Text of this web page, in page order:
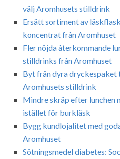
välj Aromhusets stilldrink
Ersätt sortiment av
koncentrat från Aromhuset
Fler nöjda återkommande
stilldrinks från Aromhuset
Byt från dyra dryckespaket
Aromhusets stilldrink
Mindre skräp efter lunchen
istället för burkläsk
Bygg kundlojalitet med
Aromhuset
Sötningsmedel diabetes: